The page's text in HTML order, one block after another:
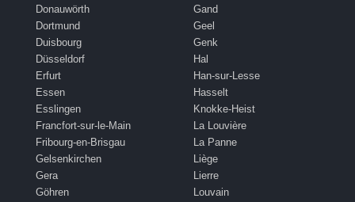
Donauwörth
Dortmund
Duisbourg
Düsseldorf
Erfurt
Essen
Esslingen
Francfort-sur-le-Main
Fribourg-en-Brisgau
Gelsenkirchen
Gera
Göhren
Gand
Geel
Genk
Hal
Han-sur-Lesse
Hasselt
Knokke-Heist
La Louvière
La Panne
Liège
Lierre
Louvain